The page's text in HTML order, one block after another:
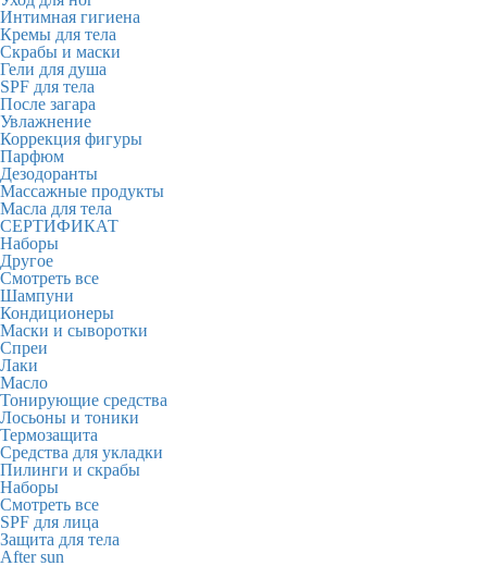
Интимная гигиена
Кремы для тела
Скрабы и маски
Гели для душа
SPF для тела
После загара
Увлажнение
Коррекция фигуры
Парфюм
Дезодоранты
Массажные продукты
Масла для тела
СЕРТИФИКАТ
Наборы
Другое
Смотреть все
Шампуни
Кондиционеры
Маски и сыворотки
Спреи
Лаки
Масло
Тонирующие средства
Лосьоны и тоники
Термозащита
Средства для укладки
Пилинги и скрабы
Наборы
Смотреть все
SPF для лица
Защита для тела
After sun